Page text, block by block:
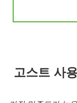
고스트 사